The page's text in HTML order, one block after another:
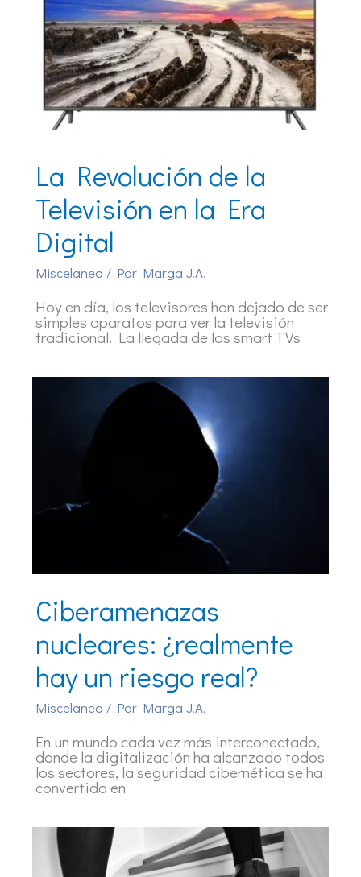
La Revolución de la
Televisión en la Era
Digital
Miscelanea / Por Marga J.A.
Hoy en día, los televisores han dejado de ser
simples aparatos para ver la televisión
tradicional. La llegada de los smart TVs
Ciberamenazas
nucleares: ¿realmente
hay un riesgo real?
Miscelanea / Por Marga J.A.
En un mundo cada vez más interconectado,
donde la digitalización ha alcanzado todos
los sectores, la seguridad cibernética se ha
convertido en